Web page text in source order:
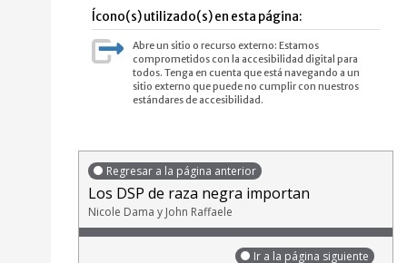
Ícono(s) utilizado(s) en esta página:
Abre un sitio o recurso externo: Estamos
comprometidos con la accesibilidad digital para
todos. Tenga en cuenta que está navegando a un
sitio externo que puede no cumplir con nuestros
estándares de accesibilidad.
Regresar a la página anterior
Los DSP de raza negra importan
Nicole Dama y John Raffaele
Ir a la página siguiente